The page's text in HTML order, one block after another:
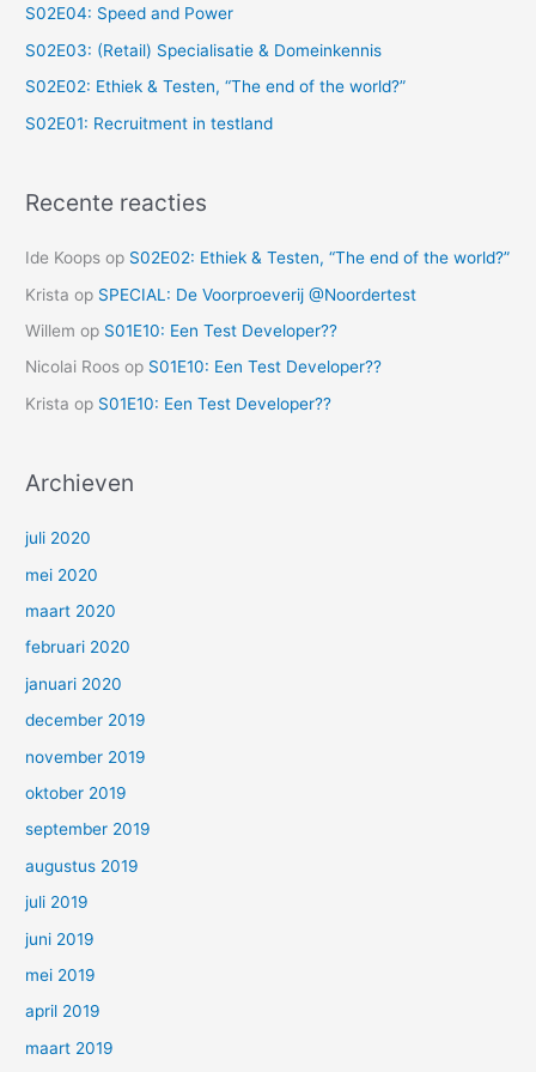
S02E04: Speed and Power
S02E03: (Retail) Specialisatie & Domeinkennis
S02E02: Ethiek & Testen, “The end of the world?”
S02E01: Recruitment in testland
Recente reacties
Ide Koops op S02E02: Ethiek & Testen, “The end of the world?”
Krista op SPECIAL: De Voorproeverij @Noordertest
Willem op S01E10: Een Test Developer??
Nicolai Roos op S01E10: Een Test Developer??
Krista op S01E10: Een Test Developer??
Archieven
juli 2020
mei 2020
maart 2020
februari 2020
januari 2020
december 2019
november 2019
oktober 2019
september 2019
augustus 2019
juli 2019
juni 2019
mei 2019
april 2019
maart 2019